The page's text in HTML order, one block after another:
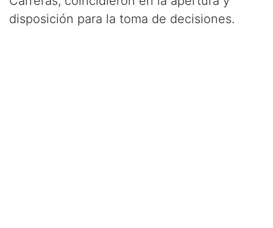
disposición para la toma de decisiones.